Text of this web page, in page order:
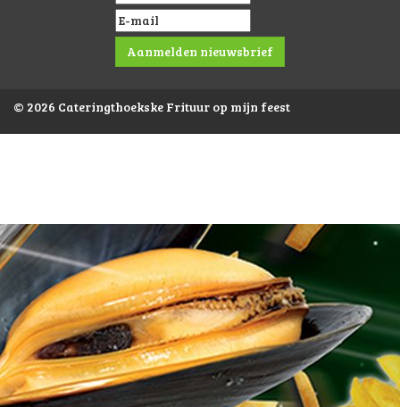
© 2026 Cateringthoekske Frituur op mijn feest